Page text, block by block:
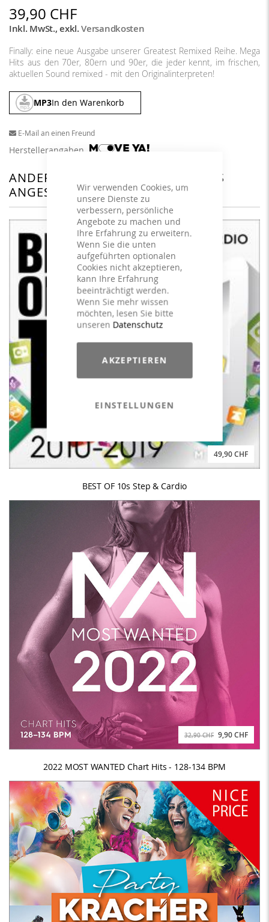
Wir verwenden Cookies, um
unsere Dienste zu
verbessern, persönliche
Angebote zu machen und
Ihre Erfahrung zu erweitern.
Wenn Sie die unten
aufgeführten optionalen
Cookies nicht akzeptieren,
kann Ihre Erfahrung
beeinträchtigt werden.
Wenn Sie mehr wissen
möchten, lesen Sie bitte
unseren Datenschutz
AKZEPTIEREN
EINSTELLUNGEN
39,90 CHF
Inkl. MwSt.,exkl.Versandkosten
Finally: eine neue Ausgabe unserer Greatest Remixed Reihe. Mega
Hits aus den 70er, 80ern und 90er, die jeder kennt, im frischen,
aktuellen Sound remixed - mit den Originalinterpreten!
MP3In den Warenkorb
E-Mail an einen Freund
Herstellerangaben
ANDERE KUNDEN HABEN SICH DAS
ANGESEHEN
49,90 CHF
BEST OF 10s Step & Cardio
32,90 CHF 9,90 CHF
2022 MOST WANTED Chart Hits - 128-134 BPM